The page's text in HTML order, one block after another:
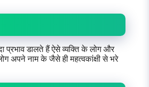
प्रभाव डालते हैं ऐसे व्यक्ति के लोग और
अपने नाम के जैसे ही महत्वकांक्षी से भरे